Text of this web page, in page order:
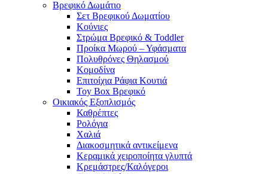
Βρεφικό Δωμάτιο
Σετ Βρεφικού Δωματίου
Κούνιες
Στρώμα Βρεφικό & Toddler
Προίκα Μωρού – Υφάσματα
Πολυθρόνες Θηλασμού
Κομοδίνα
Επιτοίχια Ράφια Κουτιά
Toy Box Βρεφικό
Οικιακός Εξοπλισμός
Καθρέπτες
Ρολόγια
Χαλιά
Διακοσμητικά αντικείμενα
Κεραμικά χειροποίητα γλυπτά
Κρεμάστρες/Καλόγεροι